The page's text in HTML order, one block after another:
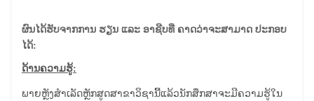
ຜົນໄດ້ຮັບຈາກການ ຮຽນ ແລະ ອາຊີບທີ່ ຄາດວ່າຈະສາມາດ ປະກອບ
ໄດ້:
ດ້ານຄວາມຮູ້:
ພາຍຫຼັງສຳເລັດຫຼັກສູດສາຂາວິຊານີ້ແລ້ວນັກສຶກສາຈະມີຄວາມຮູ້ໃນ